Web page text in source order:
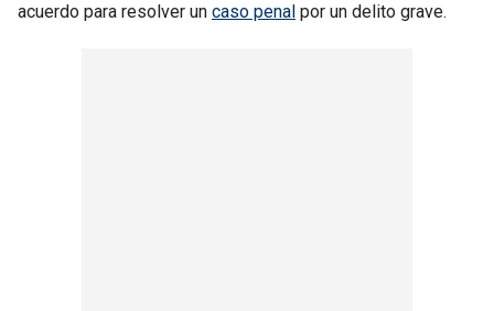
acuerdo para resolver un caso penal por un delito grave.